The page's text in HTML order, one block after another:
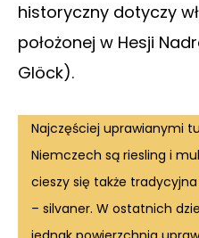
historyczny dotyczy
położonej w Hesji
Glöck).
Najczęściej uprawianymi
Niemczech są riesling i
cieszy się także
– silvaner. W ostatnich